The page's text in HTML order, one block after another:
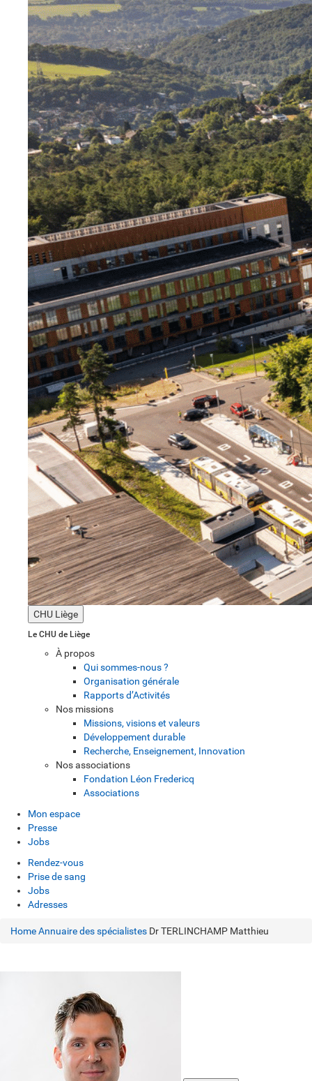
CHU Liège
Le CHU de Liège
À propos
Qui sommes-nous ?
Organisation générale
Rapports d’Activités
Nos missions
Missions, visions et valeurs
Développement durable
Recherche, Enseignement, Innovation
Nos associations
Fondation Léon Fredericq
Associations
Mon espace
Presse
Jobs
Rendez-vous
Prise de sang
Jobs
Adresses
HomeAnnuaire des spécialistes Dr TERLINCHAMP Matthieu